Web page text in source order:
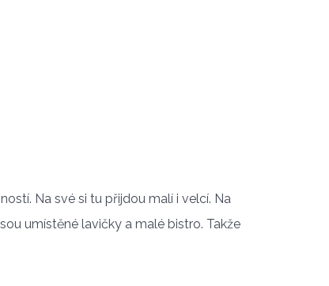
Na své si tu přijdou malí i velcí. Na
umístěné lavičky a malé bistro. Takže